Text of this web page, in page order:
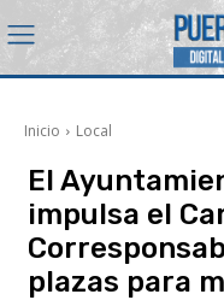
Inicio Local
El
impulsa el
plazas para